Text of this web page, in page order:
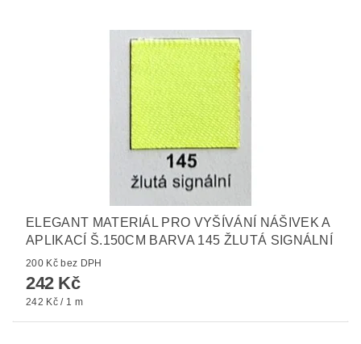
ELEGANT MATERIÁL PRO VYŠÍVÁNÍ NÁŠIVEK A
APLIKACÍ Š.150CM BARVA 145 ŽLUTÁ SIGNÁLNÍ
200 Kč bez DPH
242 Kč
242 Kč / 1 m